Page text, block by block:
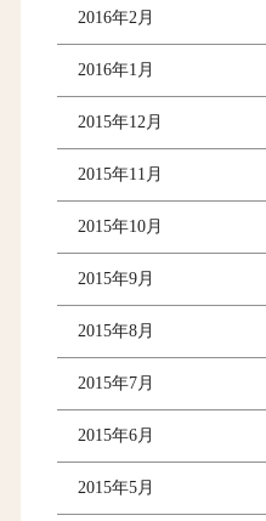
2016年2月
2016年1月
2015年12月
2015年11月
2015年10月
2015年9月
2015年8月
2015年7月
2015年6月
2015年5月